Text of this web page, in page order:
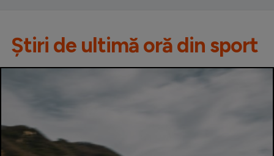
Știri de ultimă oră din sport